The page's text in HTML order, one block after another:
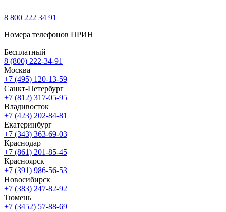
8 800 222 34 91
Номера телефонов ПРИН
Бесплатный
8 (800) 222-34-91
Москва
+7 (495) 120-13-59
Санкт-Петербург
+7 (812) 317-05-95
Владивосток
+7 (423) 202-84-81
Екатеринбург
+7 (343) 363-69-03
Краснодар
+7 (861) 201-85-45
Красноярск
+7 (391) 986-56-53
Новосибирск
+7 (383) 247-82-92
Тюмень
+7 (3452) 57-88-69